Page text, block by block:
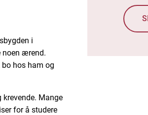
i
noen ærend.
hos ham og
krevende. Mange
for å studere